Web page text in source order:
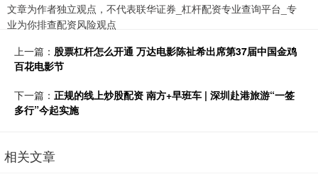
文章为作者独立观点，不代表联华证券_杠杆配资专业查询平台_专
业为你排查配资风险观点
上一篇： 股票杠杆怎么开通 万达电影陈祉希出席第37届中国金鸡
百花电影节
下一篇： 正规的线上炒股配资 南方+早班车 | 深圳赴港旅游“一签
多行”今起实施
相关文章